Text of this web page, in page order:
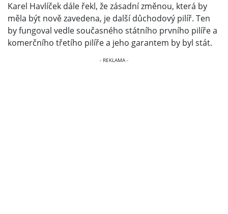
Karel Havlíček dále řekl, že zásadní změnou, která by
měla být nově zavedena, je další důchodový pilíř. Ten
by fungoval vedle současného státního prvního pilíře a
komerčního třetího pilíře a jeho garantem by byl stát.